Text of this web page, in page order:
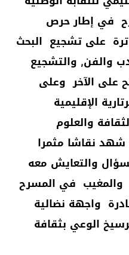
في إطار حرص
على تشجيع البحث
والفن, والتشجيع
على الآخر وعلى
الإقليمية
والعلوم
شهد نقاشا مثمرا
والتعايش معه
والمغيب في المسرح
واجهة نضالية
الوعي بثقافة